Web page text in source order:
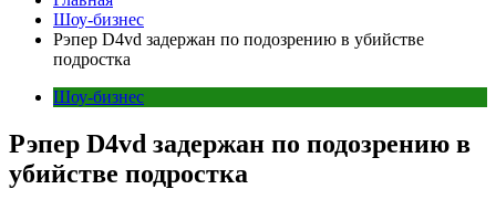
Шоу-бизнес
Рэпер D4vd задержан по подозрению в убийстве
подростка
Шоу-бизнес
Рэпер D4vd задержан по подозрению в
убийстве подростка